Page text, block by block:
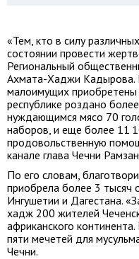
«Тем, кто в силу
состоянии провести
Региональный
Ахмата-Хаджи
малоимущих
республике роздано
нуждающимся мясо 70
наборов, и еще более 11
продовольственную
канале глава Чечни
По его словам,
приобрела более 3 тысяч
Ингушетии и Дагестана.
хадж 200 жителей
африканского
пяти мечетей для
Чечни.